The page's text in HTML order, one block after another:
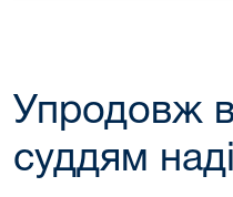
Упродовж
суддям